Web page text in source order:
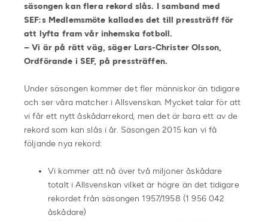
säsongen kan flera rekord slås. I samband med
SEF:s Medlemsmöte kallades det till pressträff för
att lyfta fram vår inhemska fotboll.
– Vi är på rätt väg, säger Lars-Christer Olsson,
Ordförande i SEF, på pressträffen.
Under säsongen kommer det fler människor än tidigare
och ser våra matcher i Allsvenskan. Mycket talar för att
vi får ett nytt åskådarrekord, men det är bara ett av de
rekord som kan slås i år. Säsongen 2015 kan vi få
följande nya rekord:
Vi kommer att nå över två miljoner åskådare
totalt i Allsvenskan vilket är högre än det tidigare
rekordet från säsongen 1957/1958 (1 956 042
åskådare)